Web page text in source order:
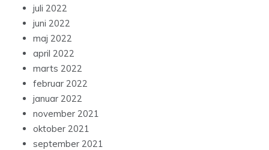
juli 2022
juni 2022
maj 2022
april 2022
marts 2022
februar 2022
januar 2022
november 2021
oktober 2021
september 2021